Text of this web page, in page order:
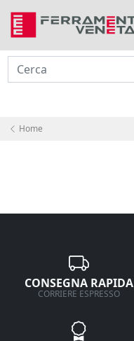
Cerca
Home
CONSEGNA RAPIDA
CORRIERE ESPRESSO